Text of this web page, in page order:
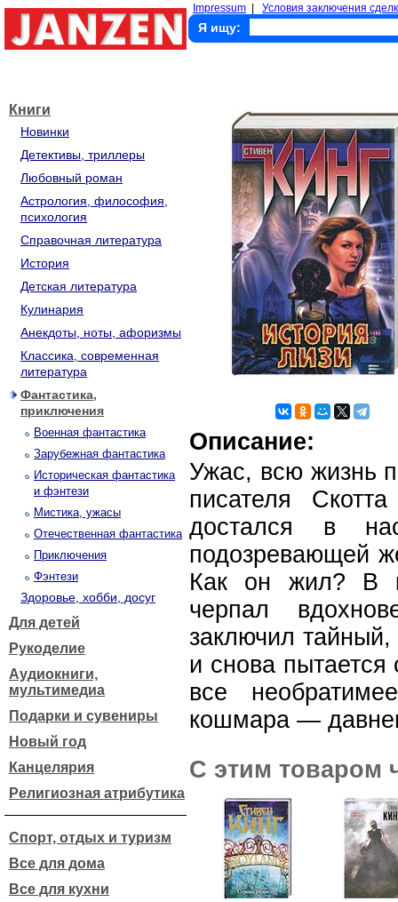
Impressum Условия заключения
Я ищу:
Книги
Новинки
Детективы, триллеры
Любовный роман
Астрология, философия,
психология
Справочная литература
История
Детская литература
Кулинария
Анекдоты, ноты, афоризмы
Классика, современная
литература
Фантастика,
приключения
Военная фантастика
Зарубежная фантастика
Историческая фантастика
и фэнтези
Мистика, ужасы
Отечественная фантастика
Приключения
Фэнтези
Здоровье, хобби, досуг
Для детей
Рукоделие
Аудиокниги,
мультимедиа
Подарки и сувениры
Новый год
Канцелярия
Религиозная атрибутика
Спорт, отдых и туризм
Все для дома
Все для кухни
Описание:
Ужас, всю жизнь
писателя
достался в
подозревающей
Как он жил? В
черпал
заключил
и снова
все
кошмара —
С этим товаром